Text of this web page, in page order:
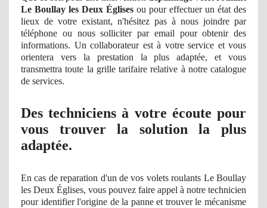
Le Boullay les Deux Églises ou pour effectuerun état des
lieux de votre existant, n'hésitez pas à nous joindre par
téléphone ou nous solliciter par email pour obtenir des
informations. Un collaborateur est à votre service et vous
orientera vers la prestation la plusadaptée, et vous
transmettra toute la grille tarifaire relative à notre catalogue
de services.
Des techniciens à votre écoute pour
vous trouver la solution la plus
adaptée.
En cas de reparation d'un de vos volets roulants Le Boullay
les Deux Églises, vous pouvez faire appel à notre technicien
pour identifier l'origine de la panne et trouver le mécanisme